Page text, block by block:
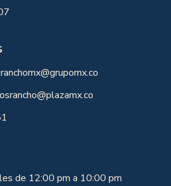
de 12:00 pm a 10:00 pm